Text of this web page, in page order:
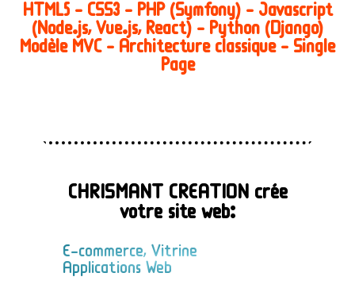
HTML5 - CSS3 - PHP (Symfony) - Javascript
(Node.js, Vue.js, React) - Python (Django)
Modèle MVC - Architecture classique - Single
Page
CHRISMANT CREATION crée
votre site web:
E-commerce, Vitrine
Applications Web